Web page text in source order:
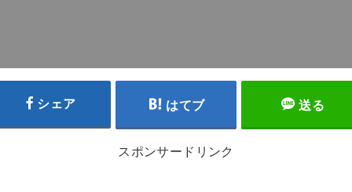
シェア はてブ 送る
スポンサードリンク